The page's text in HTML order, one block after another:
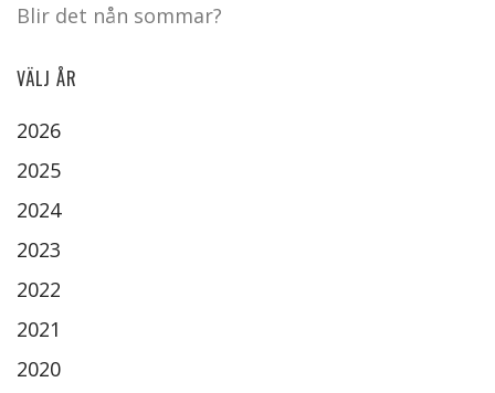
Blir det nån sommar?
VÄLJ ÅR
2026
2025
2024
2023
2022
2021
2020